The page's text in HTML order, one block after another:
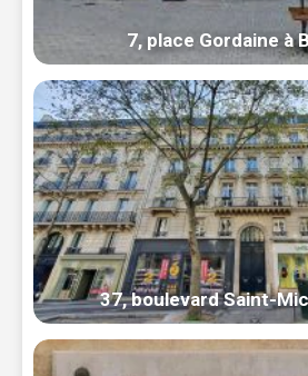
7, place Gordaine à
37, boulevard Saint-